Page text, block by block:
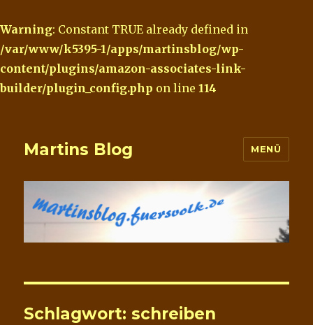
Warning: Constant TRUE already defined in
/var/www/k5395-1/apps/martinsblog/wp-
content/plugins/amazon-associates-link-
builder/plugin_config.php on line 114
Martins Blog MENÜ
Schlagwort:schreiben